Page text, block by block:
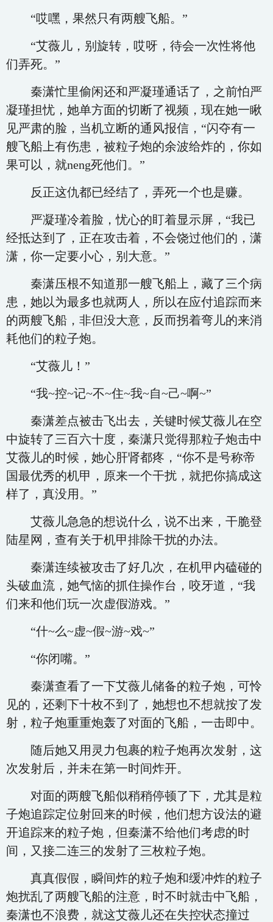
“哎嘿，果然只有两艘飞船。”
“艾薇儿，别旋转，哎呀，待会一次性将他
们弄死。”
秦潇忙里偷闲还和严凝瑾通话了，之前怕严
凝瑾担忧，她单方面的切断了视频，现在她一瞅
见严肃的脸，当机立断的通风报信，“闪夺有一
艘飞船上有伤患，被粒子炮的余波给炸的，你如
果可以，就neng死他们。”
反正这仇都已经结了，弄死一个也是赚。
严凝瑾冷着脸，忧心的盯着显示屏，“我已
经抵达到了，正在攻击着，不会饶过他们的，潇
潇，你一定要小心，别大意。”
秦潇压根不知道那一艘飞船上，藏了三个病
患，她以为最多也就两人，所以在应付追踪而来
的两艘飞船，非但没大意，反而拐着弯儿的来消
耗他们的粒子炮。
“艾薇儿！”
“我~控~记~不~住~我~自~己~啊~”
秦潇差点被击飞出去，关键时候艾薇儿在空
中旋转了三百六十度，秦潇只觉得那粒子炮击中
艾薇儿的时候，她心肝肾都疼，“你不是号称帝
国最优秀的机甲，原来一个干扰，就把你搞成这
样了，真没用。”
艾薇儿急急的想说什么，说不出来，干脆登
陆星网，查有关于机甲排除干扰的办法。
秦潇连续被攻击了好几次，在机甲内磕碰的
头破血流，她气恼的抓住操作台，咬牙道，“我
们来和他们玩一次虚假游戏。”
“什~么~虚~假~游~戏~”
“你闭嘴。”
秦潇查看了一下艾薇儿储备的粒子炮，可怜
见的，还剩下十枚不到了，她想也不想就按了发
射，粒子炮重重炮轰了对面的飞船，一击即中。
随后她又用灵力包裹的粒子炮再次发射，这
次发射后，并未在第一时间炸开。
对面的两艘飞船似稍稍停顿了下，尤其是粒
子炮追踪定位射回来的时候，他们想方设法的避
开追踪来的粒子炮，但秦潇不给他们考虑的时
间，又接二连三的发射了三枚粒子炮。
真真假假，瞬间炸的粒子炮和缓冲炸的粒子
炮扰乱了两艘飞船的注意，时不时就击中飞船，
秦潇也不浪费，就这艾薇儿还在失控状态撞过